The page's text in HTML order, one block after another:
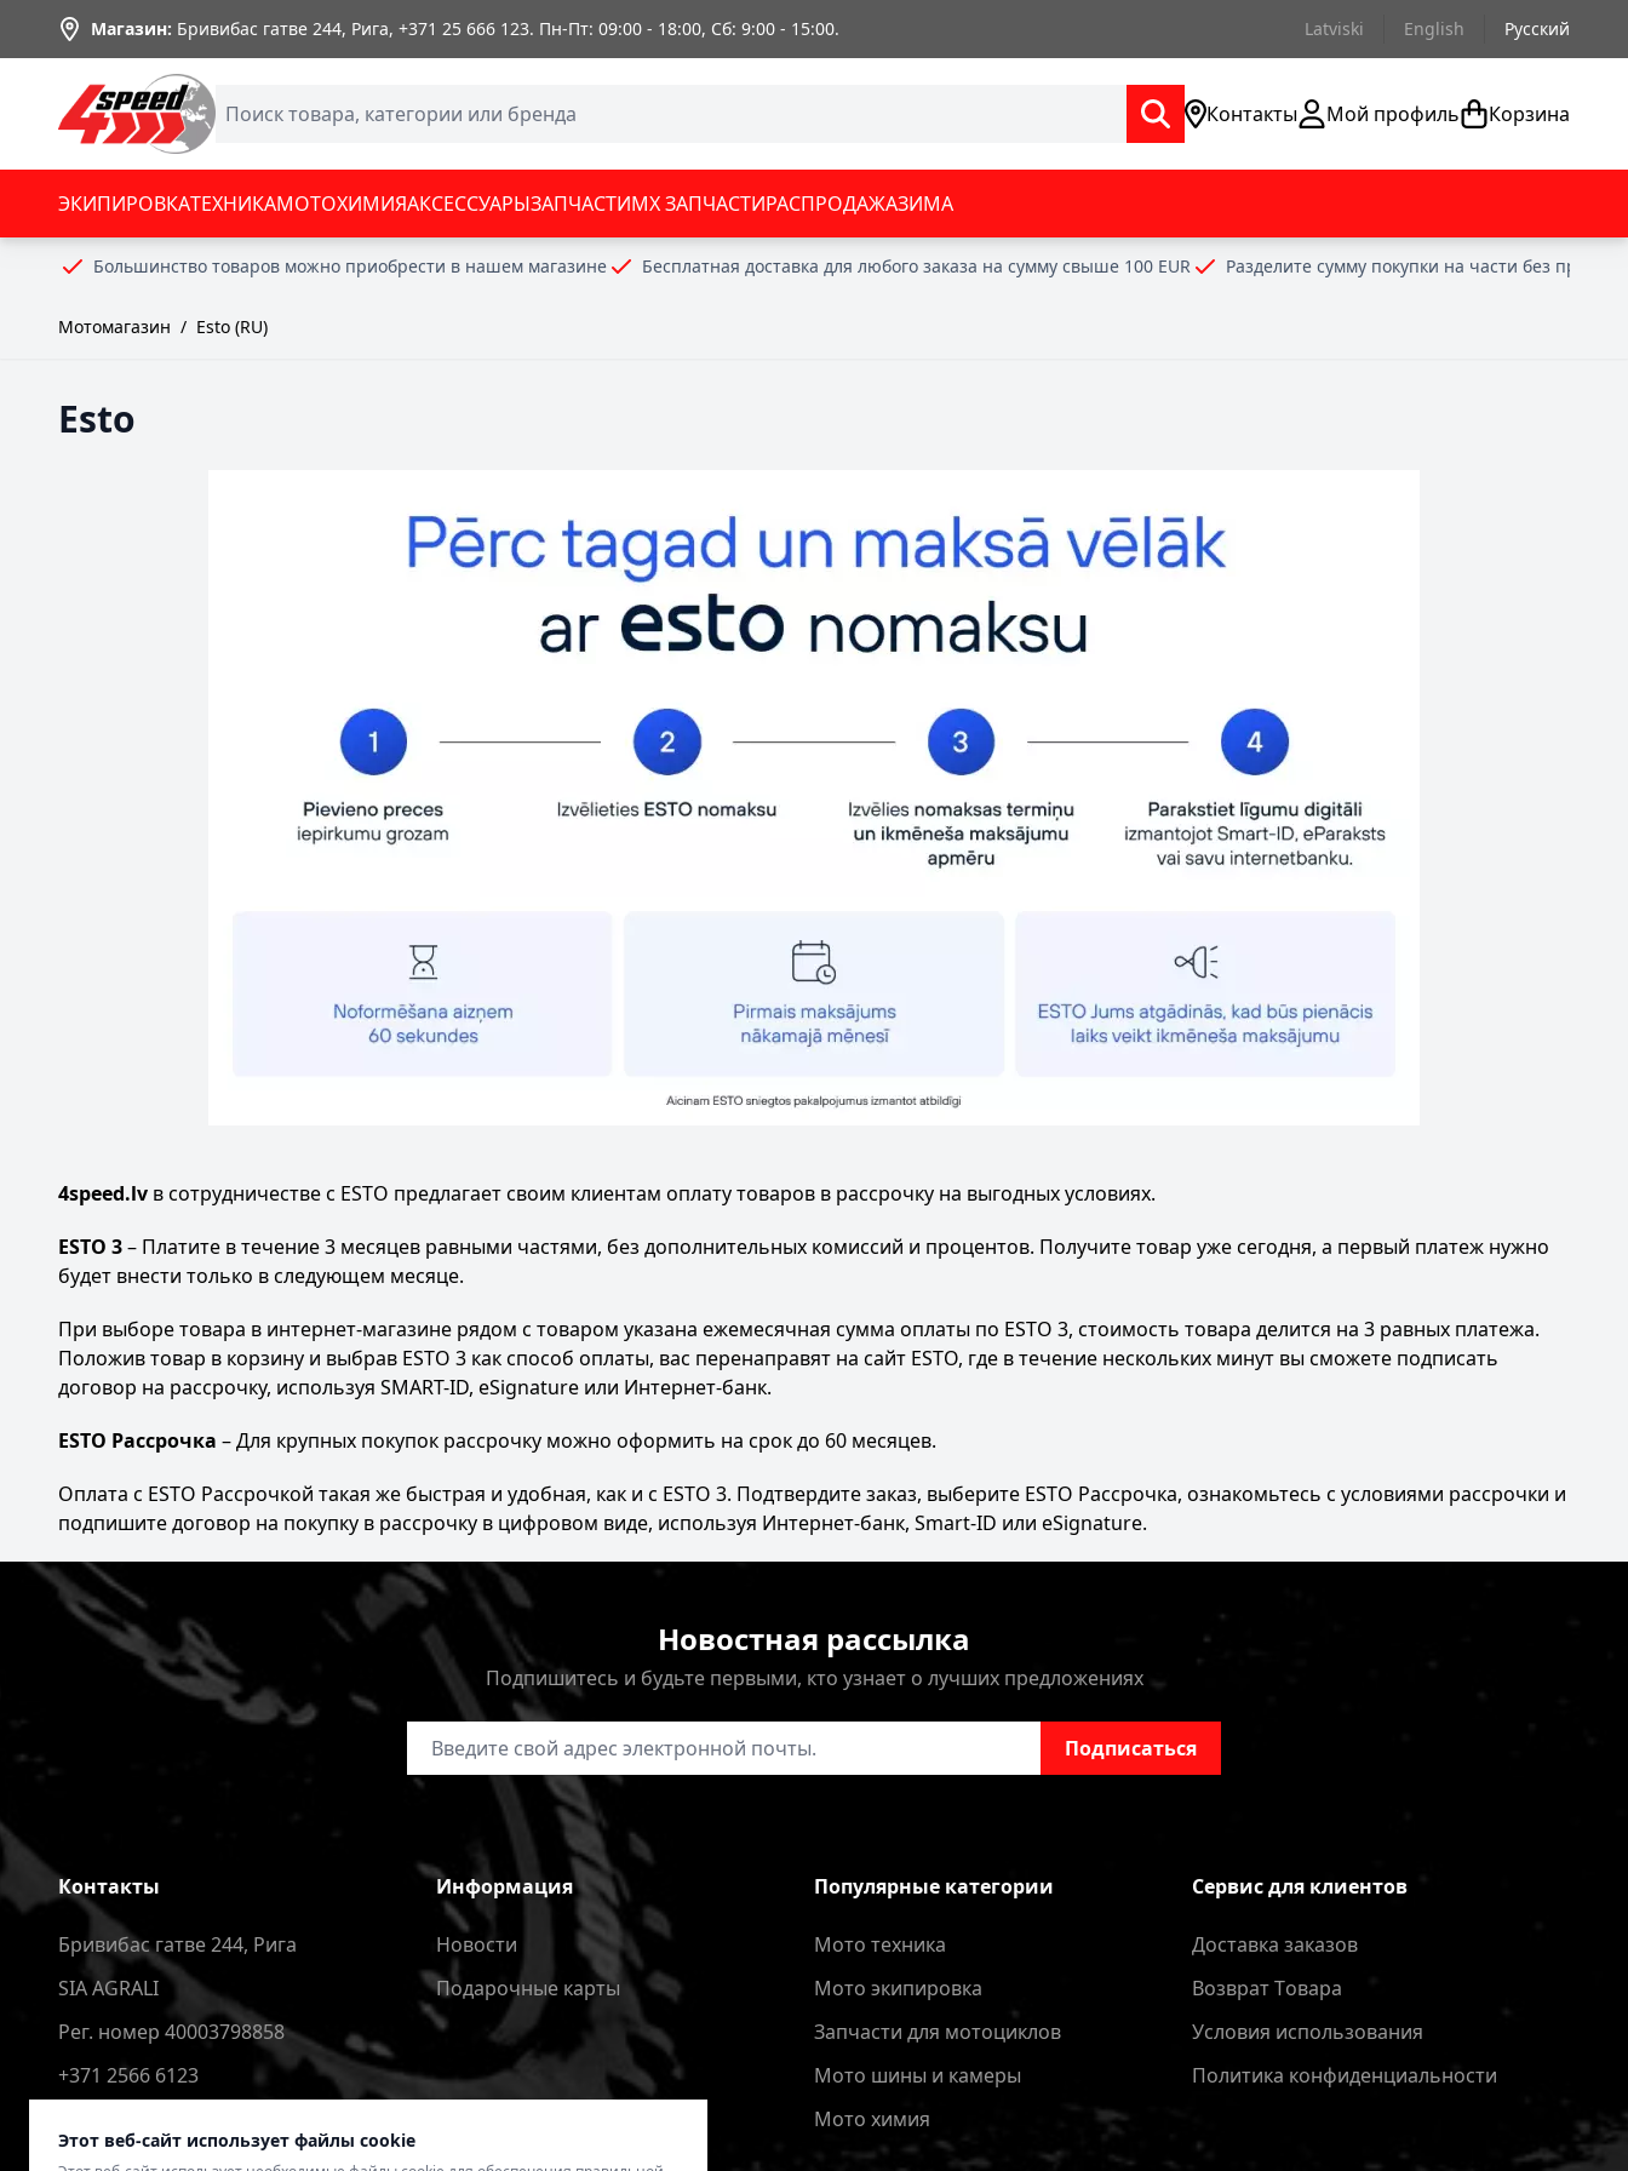
Этот веб-сайт использует файлы cookie
Skip to Content
Магазин: Бривибас гатве 244, Рига, +371 25 666 123. Пн-Пт: 09:00 - 18:00, Сб: 9:00 - 15:00. Latviski English Русский
Контакты Мой профиль Корзина
ЭКИПИРОВКАТЕХНИКАМОТОХИМИЯАКСЕССУАРЫЗАПЧАСТИMX ЗАПЧАСТИРАСПРОДАЖАЗИМА
Большинство товаров можно приобрести в нашем магазине Бесплатная доставка для любого заказа на сумму свыше 100 EUR Разделите сумму покупки на части без
Мотомагазин / Esto (RU)
Esto
4speed.lv в сотрудничестве с ESTO предлагает своим клиентам оплату товаров в рассрочку на выгодных условиях.
ESTO 3– Платите в течение 3 месяцев равными частями, без дополнительных комиссий и процентов. Получите товар уже сегодня, а первый платеж нужно
будет внести только в следующем месяце.
При выборе товара в интернет-магазине рядом с товаром указана ежемесячная сумма оплаты по ESTO 3, стоимость товара делится на 3 равных платежа.
Положив товар в корзину и выбрав ESTO 3 как способ оплаты, вас перенаправят на сайт ESTO, где в течение нескольких минут вы сможете подписать
договор на рассрочку, используя SMART-ID, eSignature или Интернет-банк.
ESTO Рассрочка – Для крупных покупок рассрочку можно оформить на срок до 60 месяцев.
Оплата с ESTO Рассрочкой такая же быстрая и удобная, как и с ESTO 3. Подтвердите заказ, выберите ESTO Рассрочка, ознакомьтесь с условиями рассрочки и
подпишите договор на покупку в рассрочку в цифровом виде, используя Интернет-банк, Smart-ID или eSignature.
Новостная рассылка
Подпишитесь и будьте первыми, кто узнает о лучших предложениях
Адрес электронной почты Подписаться
Контакты
Бривибас гатве 244, Рига
SIA AGRALI
Рег. номер 40003798858
+371 2566 6123
Информация
Новости
Подарочные карты
Популярные категории
Мото техника
Мото экипировка
Запчасти для мотоциклов
Мото шины и камеры
Мото химия
Сервис для клиентов
Доставка заказов
Bозврат Tовара
Условия использования
Политика конфиденциальности